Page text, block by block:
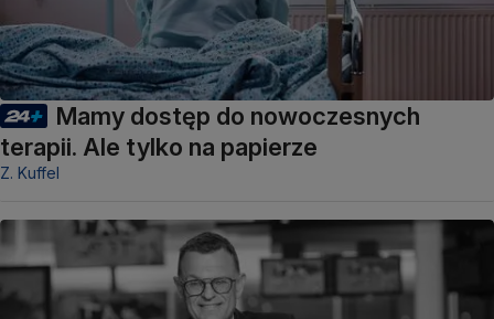
Mamy dostęp do nowoczesnych
terapii. Ale tylko na papierze
Z. Kuffel